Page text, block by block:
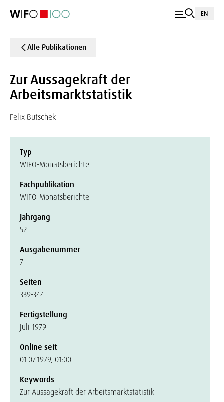
EN
Alle Publikationen
Zur Aussagekraft der
Arbeitsmarktstatistik
Felix Butschek
Typ
WIFO-Monatsberichte
Fachpublikation
WIFO-Monatsberichte
Jahrgang
52
Ausgabenummer
7
Seiten
339-344
Fertigstellung
Juli 1979
Online seit
01.07.1979, 01:00
Keywords
Zur Aussagekraft der Arbeitsmarktstatistik